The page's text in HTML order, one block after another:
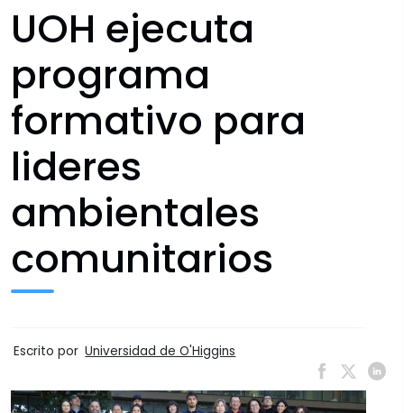
UOH ejecuta
programa
formativo para
lideres
ambientales
comunitarios
Escrito por Universidad de O'Higgins